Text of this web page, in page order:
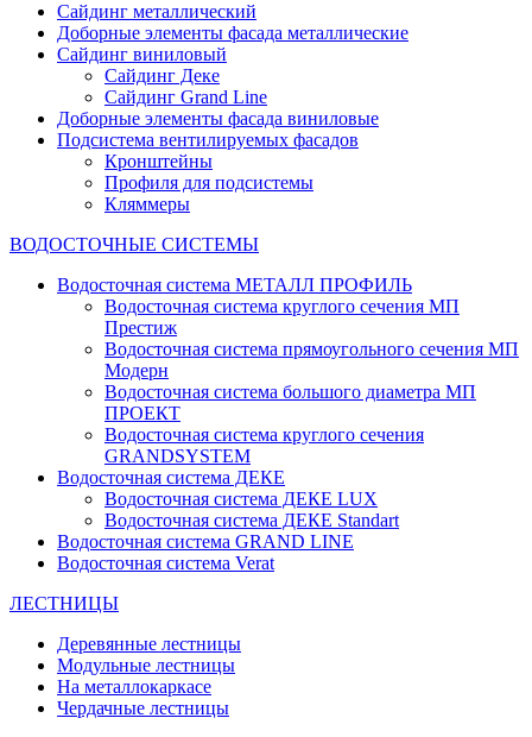
Сайдинг металлический
Доборные элементы фасада металлические
Сайдинг виниловый
Сайдинг Деке
Сайдинг Grand Line
Доборные элементы фасада виниловые
Подсистема вентилируемых фасадов
Кронштейны
Профиля для подсистемы
Кляммеры
ВОДОСТОЧНЫЕ СИСТЕМЫ
Водосточная система МЕТАЛЛ ПРОФИЛЬ
Водосточная система круглого сечения МП
Престиж
Водосточная система прямоугольного сечения МП
Модерн
Водосточная система большого диаметра МП
ПРОЕКТ
Водосточная система круглого сечения
GRANDSYSTEM
Водосточная система ДЕКЕ
Водосточная система ДЕКЕ LUX
Водосточная система ДЕКЕ Standart
Водосточная система GRAND LINE
Водосточная система Verat
ЛЕСТНИЦЫ
Деревянные лестницы
Модульные лестницы
На металлокаркасе
Чердачные лестницы